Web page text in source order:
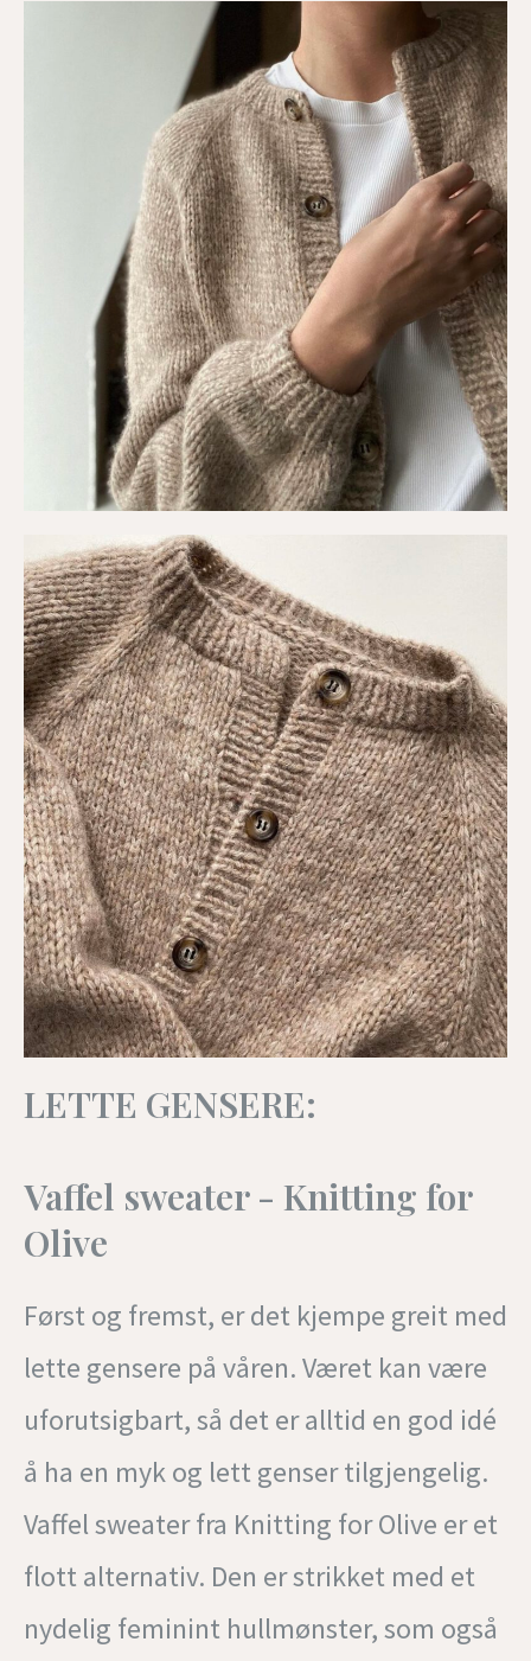
LETTE GENSERE:
Vaffel sweater - Knitting for
Olive
Først og fremst, er det kjempe greit med
lette gensere på våren. Været kan være
uforutsigbart, så det er alltid en god idé
å ha en myk og lett genser tilgjengelig.
Vaffel sweater fra Knitting for Olive er et
flott alternativ. Den er strikket med et
nydelig feminint hullmønster, som også